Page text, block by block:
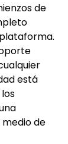
de
está
de